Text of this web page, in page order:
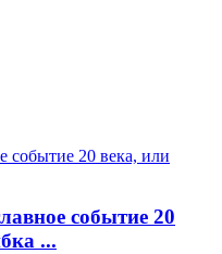
событие 20
...